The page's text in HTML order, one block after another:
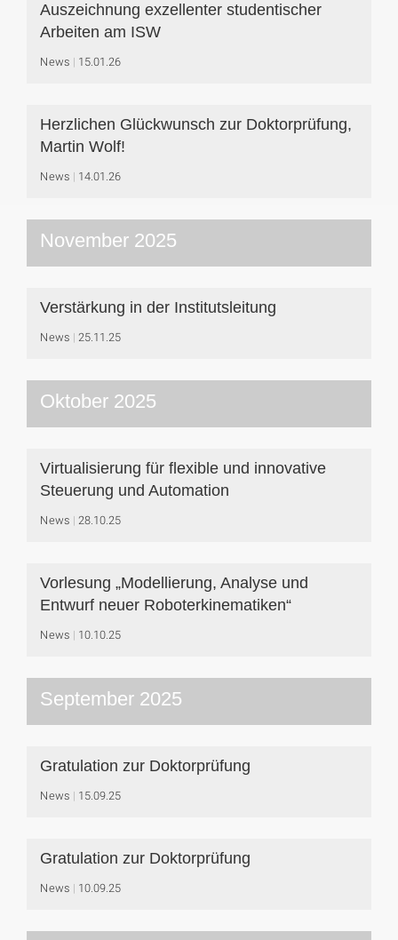
Auszeichnung exzellenter studentischer
Arbeiten am ISW
News 15.01.26
Herzlichen Glückwunsch zur Doktorprüfung,
Martin Wolf!
News 14.01.26
November 2025
Verstärkung in der Institutsleitung
News 25.11.25
Oktober 2025
Virtualisierung für flexible und innovative
Steuerung und Automation
News 28.10.25
Vorlesung „Modellierung, Analyse und
Entwurf neuer Roboterkinematiken“
News 10.10.25
September 2025
Gratulation zur Doktorprüfung
News 15.09.25
Gratulation zur Doktorprüfung
News 10.09.25